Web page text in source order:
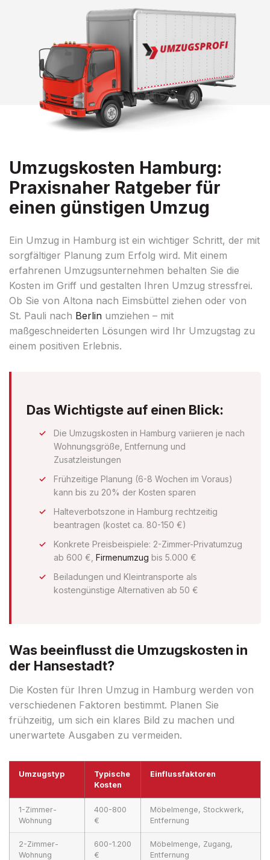
Umzugskosten Hamburg:
Praxisnaher Ratgeber für
einen günstigen Umzug
Ein Umzug in Hamburg ist ein wichtiger Schritt, der mit
sorgfältiger Planung zum Erfolg wird. Mit einem
erfahrenen Umzugsunternehmen behalten Sie die
Kosten im Griff und gestalten Ihren Umzug stressfrei.
Ob Sie von Altona nach Eimsbüttel ziehen oder von
St. Pauli nach Berlin umziehen – mit
maßgeschneiderten Lösungen wird Ihr Umzugstag zu
einem positiven Erlebnis.
Das Wichtigste auf einen Blick:
Die Umzugskosten in Hamburg variieren je nach
Wohnungsgröße, Entfernung und
Zusatzleistungen
Frühzeitige Planung (6-8 Wochen im Voraus)
kann bis zu 20% der Kosten sparen
Halteverbotszone in Hamburg rechtzeitig
beantragen (kostet ca. 80-150 €)
Konkrete Preisbeispiele: 2-Zimmer-Privatumzug
ab 600 €, Firmenumzug bis 5.000 €
Beiladungen und Kleintransporte als
kostengünstige Alternativen ab 50 €
Was beeinflusst die Umzugskosten in
der Hansestadt?
Die Kosten für Ihren Umzug in Hamburg werden von
verschiedenen Faktoren bestimmt. Planen Sie
frühzeitig, um sich ein klares Bild zu machen und
unerwartete Ausgaben zu vermeiden.
Umzugstyp
Typische
Kosten
Einflussfaktoren
1-Zimmer-
Wohnung
400-800
€
Möbelmenge, Stockwerk,
Entfernung
2-Zimmer-
Wohnung
600-1.200
€
Möbelmenge, Zugang,
Entfernung